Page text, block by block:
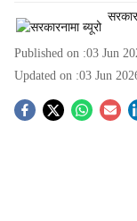
Published on :03 Jun
Updated on :03 Jun
S